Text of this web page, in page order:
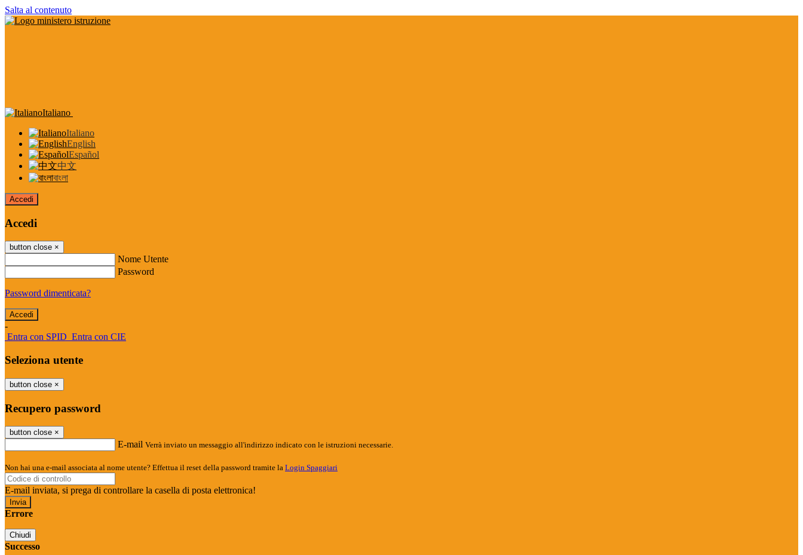
Salta al contenuto
Italiano
Italiano
English
Español
中文
বাংলা
Accedi
Accedi
button close ×
Nome Utente
Password
Password dimenticata?
-
Entra con SPID Entra con CIE
Seleziona utente
button close ×
Recupero password
button close ×
E-mail Verrà inviato un messaggio all'indirizzo indicato con le istruzioni necessarie.
Non hai una e-mail associata al nome utente? Effettua il reset della password tramite la Login Spaggiari
E-mail inviata, si prega di controllare la casella di posta elettronica!
Errore
Chiudi
Successo